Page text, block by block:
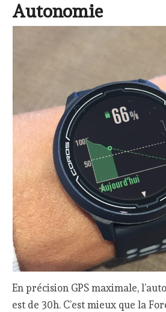
Autonomie
En précision GPS maximale,
est de 30h. C’est mieux que la